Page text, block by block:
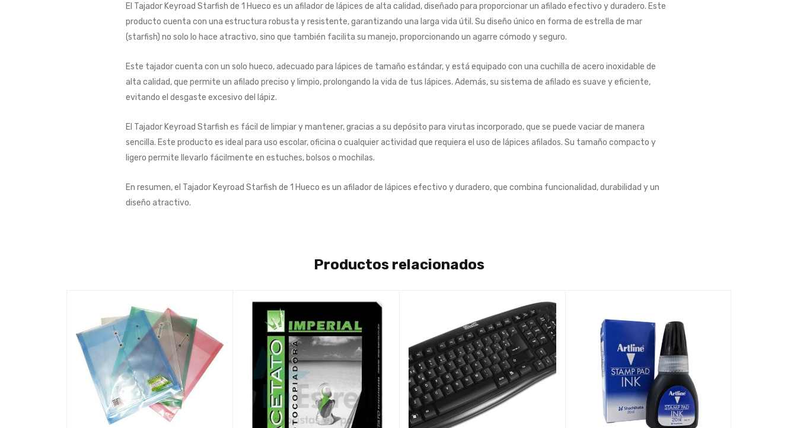
El Tajador Keyroad Starfish de 1 Hueco es un afilador de lápices de alta calidad, diseñado para proporcionar un afilado efectivo y duradero. Este
producto cuenta con una estructura robusta y resistente, garantizando una larga vida útil. Su diseño único en forma de estrella de mar
(starfish) no solo lo hace atractivo, sino que también facilita su manejo, proporcionando un agarre cómodo y seguro.
Este tajador cuenta con un solo hueco, adecuado para lápices de tamaño estándar, y está equipado con una cuchilla de acero inoxidable de
alta calidad, que permite un afilado preciso y limpio, prolongando la vida de tus lápices. Además, su sistema de afilado es suave y eficiente,
evitando el desgaste excesivo del lápiz.
El Tajador Keyroad Starfish es fácil de limpiar y mantener, gracias a su depósito para virutas incorporado, que se puede vaciar de manera
sencilla. Este producto es ideal para uso escolar, oficina o cualquier actividad que requiera el uso de lápices afilados. Su tamaño compacto y
ligero permite llevarlo fácilmente en estuches, bolsos o mochilas.
En resumen, el Tajador Keyroad Starfish de 1 Hueco es un afilador de lápices efectivo y duradero, que combina funcionalidad, durabilidad y un
diseño atractivo.
Productos relacionados